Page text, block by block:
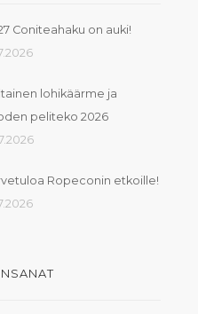
Coniteahaku on auki!
lohikäärme ja
peliteko 2026
Ropeconin etkoille!